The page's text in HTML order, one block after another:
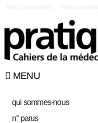
MENU
qui sommes-nous
n° parus